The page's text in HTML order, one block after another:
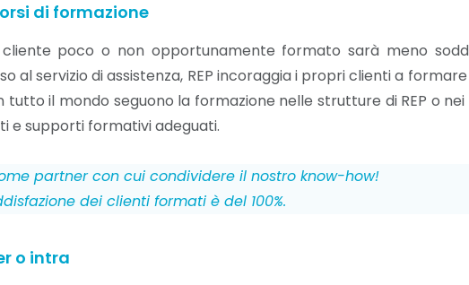
di formazione
poco o non opportunamente formato sarà meno
al servizio di assistenza, REP incoraggia i propri clienti a
tutto il mondo seguono la formazione nelle strutture di REP o nei
e supporti formativi adeguati.
partner con cui condividere il nostro know-how!
dei clienti formati è del 100%.
o intra